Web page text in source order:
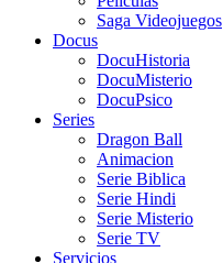
Saga Videojuegos
Docus
DocuHistoria
DocuMisterio
DocuPsico
Series
Dragon Ball
Animacion
Serie Biblica
Serie Hindi
Serie Misterio
Serie TV
Servicios